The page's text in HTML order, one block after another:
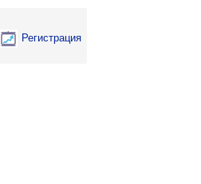
Регистрация